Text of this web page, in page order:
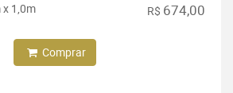
x 1,0m R$ 674,00
Comprar